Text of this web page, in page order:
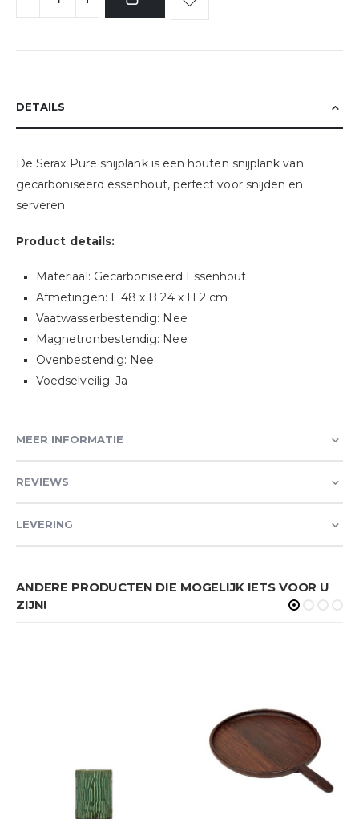
DETAILS
De Serax Pure snijplank is een houten snijplank van
gecarboniseerd essenhout, perfect voor snijden en
serveren.
Product details:
Materiaal: Gecarboniseerd Essenhout
Afmetingen: L 48 x B 24 x H 2 cm
Vaatwasserbestendig: Nee
Magnetronbestendig: Nee
Ovenbestendig: Nee
Voedselveilig: Ja
MEER INFORMATIE
REVIEWS
LEVERING
ANDERE PRODUCTEN DIE MOGELIJK IETS VOOR U
ZIJN!